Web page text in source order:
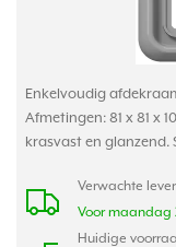
Enkelvoudig
Afmetingen: 81 x 81 x
krasvast en glanzend.
Verwachte
Voor maandag
Huidige